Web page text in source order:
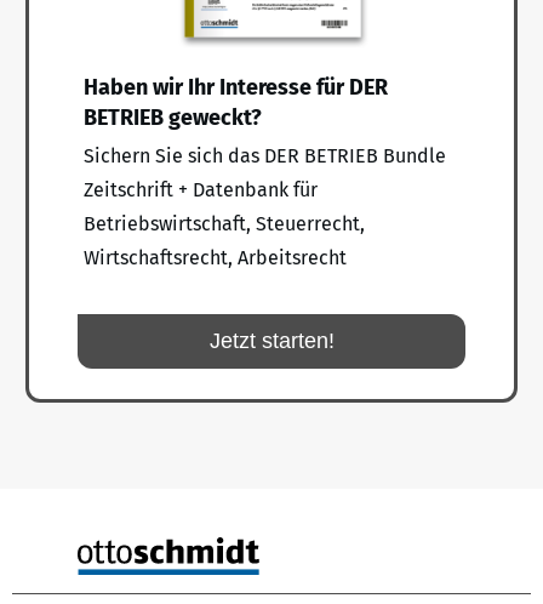
Haben wir Ihr Interesse für DER
BETRIEB geweckt?
Sichern Sie sich das DER BETRIEB Bundle
Zeitschrift + Datenbank für
Betriebswirtschaft, Steuerrecht,
Wirtschaftsrecht, Arbeitsrecht
Jetzt starten!